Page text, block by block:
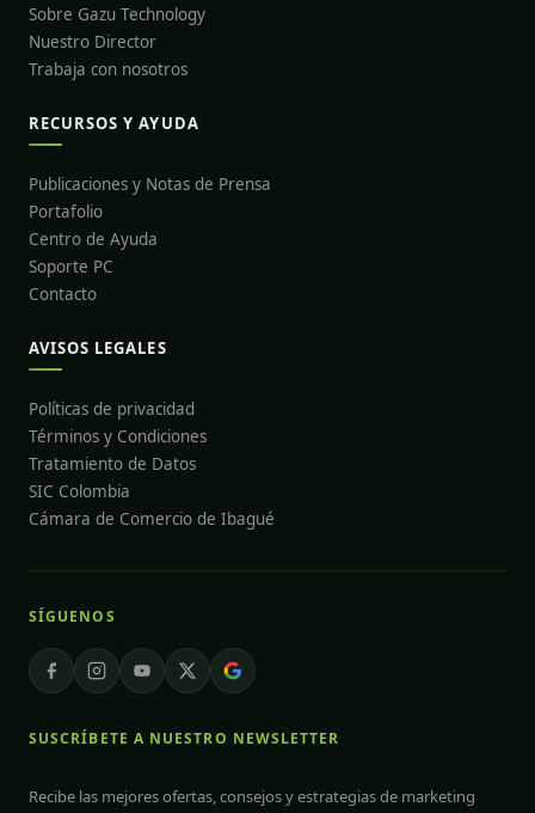
Sobre Gazu Technology
Nuestro Director
Trabaja con nosotros
RECURSOS Y AYUDA
Publicaciones y Notas de Prensa
Portafolio
Centro de Ayuda
Soporte PC
Contacto
AVISOS LEGALES
Políticas de privacidad
Términos y Condiciones
Tratamiento de Datos
SIC Colombia
Cámara de Comercio de Ibagué
SÍGUENOS
SUSCRÍBETE A NUESTRO NEWSLETTER
Recibe las mejores ofertas, consejos y estrategias de marketing